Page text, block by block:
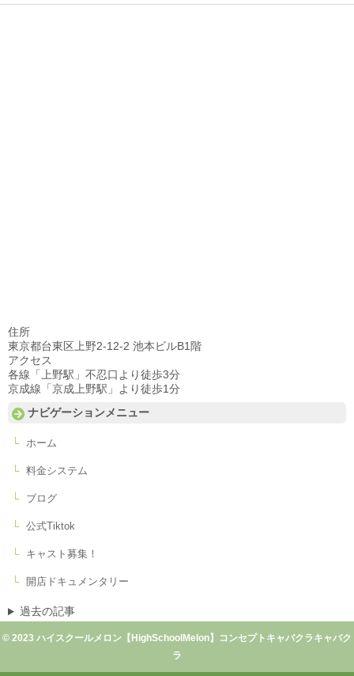
住所
東京都台東区上野2-12-2 池本ビルB1階
アクセス
各線「上野駅」不忍口より徒歩3分
京成線「京成上野駅」より徒歩1分
ナビゲーションメニュー
ホーム
料金システム
ブログ
公式Tiktok
キャスト募集！
開店ドキュメンタリー
過去の記事
© 2023 ハイスクールメロン【HighSchoolMelon】コンセプトキャバクラキャバク
ラ